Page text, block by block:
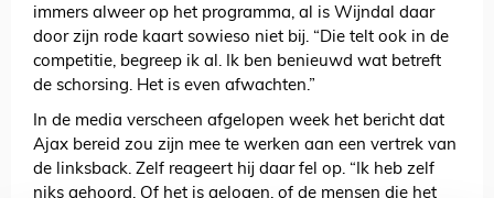
immers alweer op het programma, al is Wijndal daar
door zijn rode kaart sowieso niet bij. “Die telt ook in de
competitie, begreep ik al. Ik ben benieuwd wat betreft
de schorsing. Het is even afwachten.”
In de media verscheen afgelopen week het bericht dat
Ajax bereid zou zijn mee te werken aan een vertrek van
de linksback. Zelf reageert hij daar fel op. “Ik heb zelf
niks gehoord. Of het is gelogen, of de mensen die het